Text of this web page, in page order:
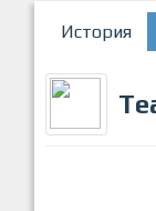
История